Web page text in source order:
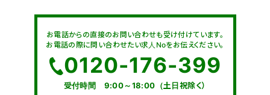
お電話からの直接のお問い合わせも受け付けています。
お電話の際に問い合わせたい求人Noをお伝えください。
0120-176-399
受付時間 9:00～18:00（土日祝除く）